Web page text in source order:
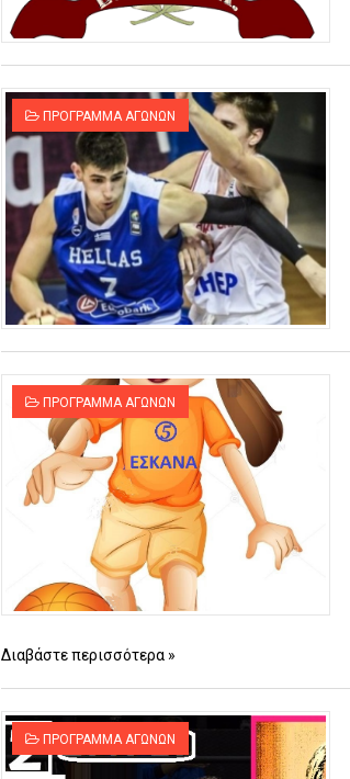
ΧΡΟΝΙΑ ΠΟΛΛΑ ΣΤΟ
Ο δρόμος για τον 29ο
U21: Τεράστια πρόκριση για
Γ΄ανδρών play offs : "Σκληρό"
Play off B εφήβων Β φάση Στο
ΠΡΟΓΡΑΜΜΑ ΑΓΩΝΩΝ
ΠΡΟΓΡΑΜΜΑ ΑΓΩΝΩΝ
Διαβάστε περισσότερα »
ΠΡΟΓΡΑΜΜΑ ΑΓΩΝΩΝ